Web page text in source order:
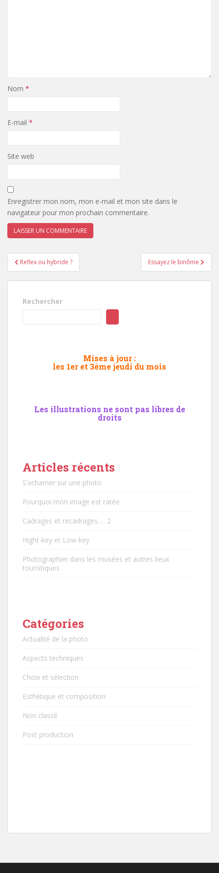
Nom *
E-mail *
Site web
Enregistrer mon nom, mon e-mail et mon site dans le
navigateur pour mon prochain commentaire.
Navigation
de
l’article
Reflex ou hybride ? Essayez le binôme
Rechercher
Mises à jour :
les 1er et 3ème jeudi du mois
Les illustrations ne sont pas libres de
droits
Articles récents
S’acharner sur une photo
Pourquoi mon image est ratée
Cadrages et recadrages … 2
Hight-key et Low-key
Photographier dans les musées et autres lieux
touristiques
Catégories
Actualité de la photo
Aspects techniques
Choix et sélection
Esthétique et composition
Non classé
Post production